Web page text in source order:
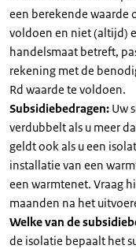
een berekende waarde
voldoen en niet (altijd)
handelsmaat betreft,
rekening met de
Rd waarde te voldoen.
Subsidiebedragen: Uw
verdubbelt als u meer
geldt ook als u een
installatie van een
een warmtenet. Vraag
maanden na het
Welke van de
de isolatie bepaalt het